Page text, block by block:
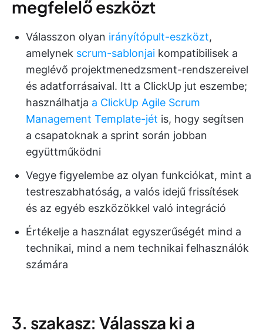
megfelelő eszközt
Válasszon olyan irányítópult-eszközt,
amelynek scrum-sablonjai kompatibilisek a
meglévő projektmenedzsment-rendszereivel
és adatforrásaival. Itt a ClickUp jut eszembe;
használhatja a ClickUp Agile Scrum
Management Template-jét is, hogy segítsen
a csapatoknak a sprint során jobban
együttműködni
Vegye figyelembe az olyan funkciókat, mint a
testreszabhatóság, a valós idejű frissítések
és az egyéb eszközökkel való integráció
Értékelje a használat egyszerűségét mind a
technikai, mind a nem technikai felhasználók
számára
3. szakasz: Válassza ki a